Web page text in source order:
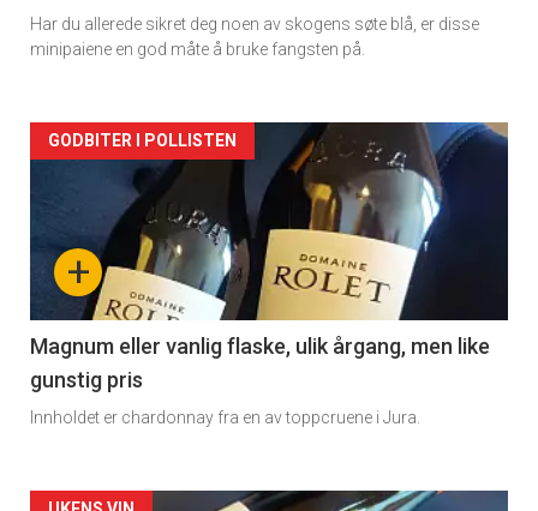
Har du allerede sikret deg noen av skogens søte blå, er disse
minipaiene en god måte å bruke fangsten på.
Forsiden
akkurat
nå
3
+
GODBITER I POLLISTEN
Magnum eller vanlig flaske, ulik årgang, men like
gunstig pris
Innholdet er chardonnay fra en av toppcruene i Jura.